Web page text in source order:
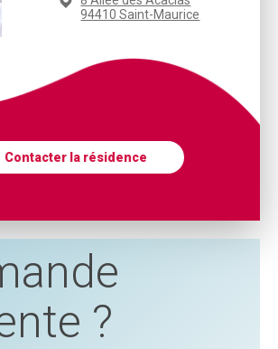
94410 Saint-Maurice
Contacter la résidence
?